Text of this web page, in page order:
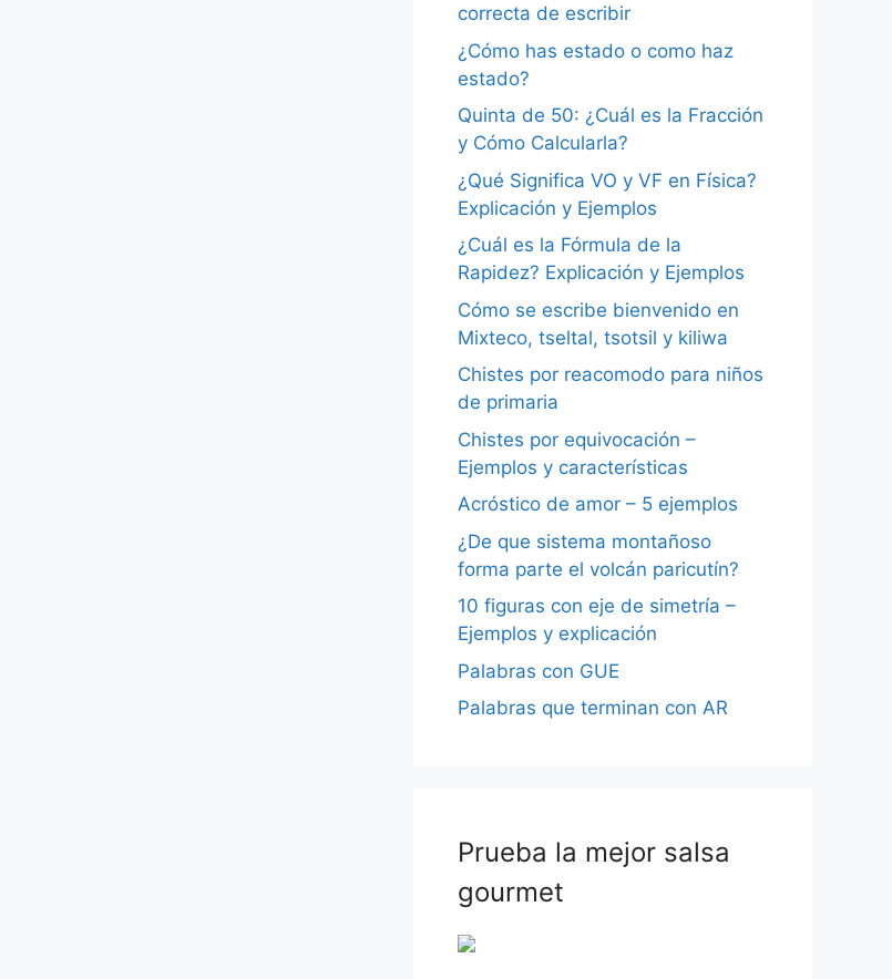
correcta de escribir
¿Cómo has estado o como haz
estado?
Quinta de 50: ¿Cuál es la Fracción
y Cómo Calcularla?
¿Qué Significa VO y VF en Física?
Explicación y Ejemplos
¿Cuál es la Fórmula de la
Rapidez? Explicación y Ejemplos
Cómo se escribe bienvenido en
Mixteco, tseltal, tsotsil y kiliwa
Chistes por reacomodo para niños
de primaria
Chistes por equivocación –
Ejemplos y características
Acróstico de amor – 5 ejemplos
¿De que sistema montañoso
forma parte el volcán paricutín?
10 figuras con eje de simetría –
Ejemplos y explicación
Palabras con GUE
Palabras que terminan con AR
Prueba la mejor salsa
gourmet